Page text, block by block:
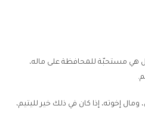
هي مستحبّة للمحافظة على ماله،
إخوته، إذا كان في ذلك خير لليتيم،